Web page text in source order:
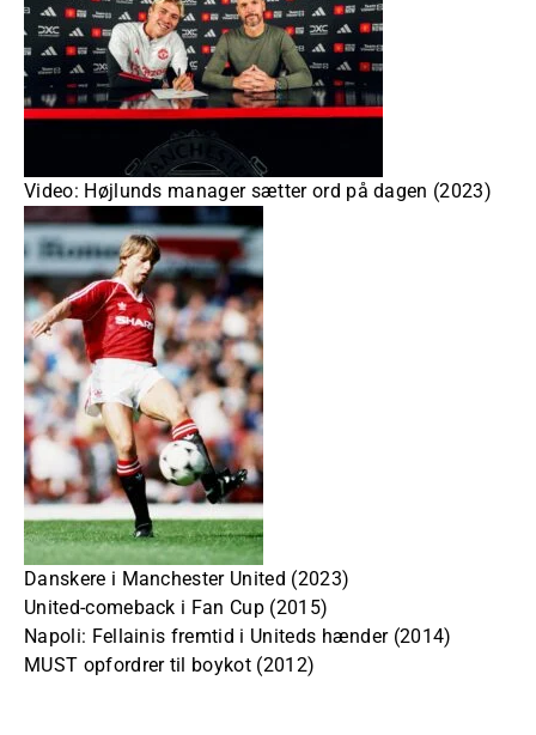
Video: Højlunds manager sætter ord på dagen (2023)
Danskere i Manchester United (2023)
United-comeback i Fan Cup (2015)
Napoli: Fellainis fremtid i Uniteds hænder (2014)
MUST opfordrer til boykot (2012)